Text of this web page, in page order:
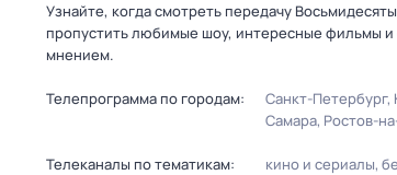
Узнайте, когда смотреть передачу
пропустить любимые шоу, интересные фильмы и
мнением.
Телепрограмма по городам: Санкт-Петербург
Самара Ростов-
Телеканалы по тематикам: кино и сериалы